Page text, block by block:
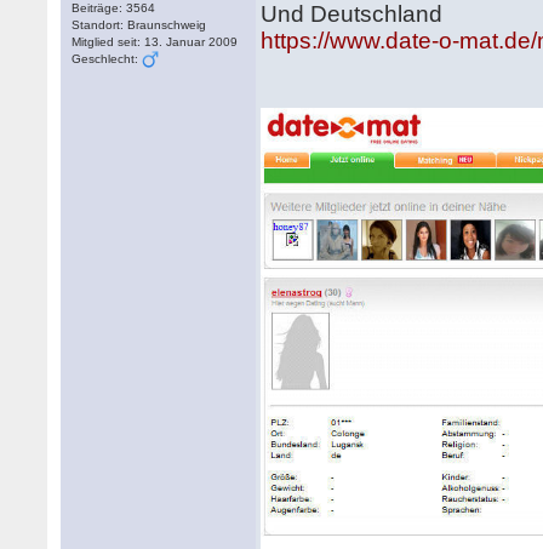
Beiträge: 3564
Standort: Braunschweig
Mitglied seit: 13. Januar 2009
Geschlecht:
Und Deutschland
https://www.date-o-